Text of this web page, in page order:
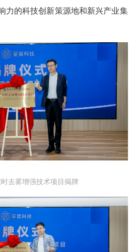
力的科技创新策源地和新兴产业集
去雾增强技术项目揭牌